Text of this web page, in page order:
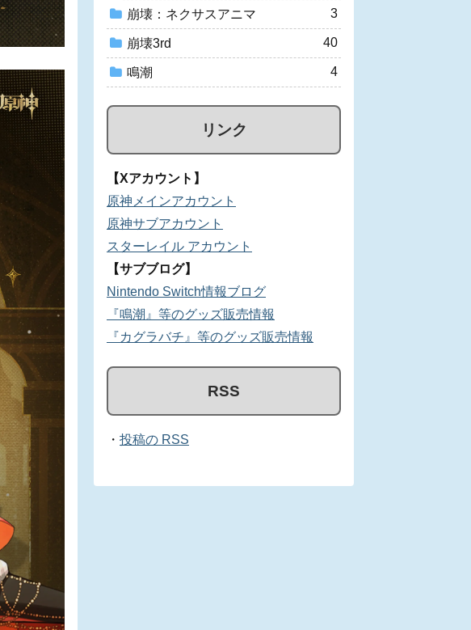
崩壊：ネクサスアニマ 3
崩壊3rd 40
鳴潮 4
リンク
【Xアカウント】
原神メインアカウント
原神サブアカウント
スターレイル アカウント
【サブブログ】
Nintendo Switch情報ブログ
『鳴潮』等のグッズ販売情報
『カグラバチ』等のグッズ販売情報
RSS
・ 投稿の RSS